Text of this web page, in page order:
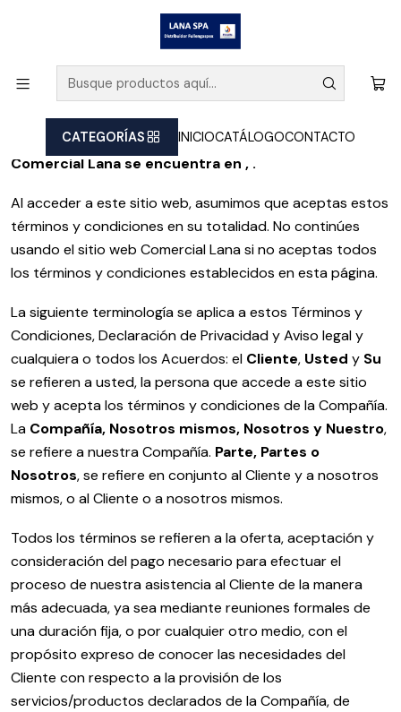
CATEGORÍAS INICIOCATÁLOGOCONTACTO
Términos y Condiciones
Bienvenido a Comercial Lana . Estos términos y
condiciones describen las reglas y regulaciones para el
uso del sitio web Comercial Lana .
Comercial Lana se encuentra en , .
Al acceder a este sitio web, asumimos que aceptas estos
términos y condiciones en su totalidad. No continúes
usando el sitio web Comercial Lana si no aceptas todos
los términos y condiciones establecidos en esta página.
La siguiente terminología se aplica a estos Términos y
Condiciones, Declaración de Privacidad y Aviso legal y
cualquiera o todos los Acuerdos: el Cliente, Usted y Su
se refieren a usted, la persona que accede a este sitio
web y acepta los términos y condiciones de la Compañía.
La Compañía, Nosotros mismos, Nosotros y Nuestro,
se refiere a nuestra Compañía. Parte, Partes o
Nosotros, se refiere en conjunto al Cliente y a nosotros
mismos, o al Cliente o a nosotros mismos.
Todos los términos se refieren a la oferta, aceptación y
consideración del pago necesario para efectuar el
proceso de nuestra asistencia al Cliente de la manera
más adecuada, ya sea mediante reuniones formales de
una duración fija, o por cualquier otro medio, con el
propósito expreso de conocer las necesidades del
Cliente con respecto a la provisión de los
servicios/productos declarados de la Compañía, de